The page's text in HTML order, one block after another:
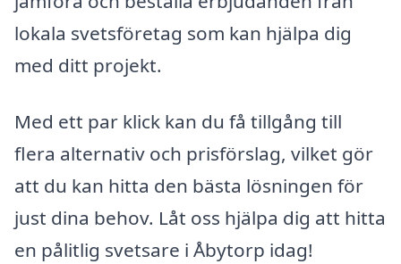
lokala svetsföretag som kan hjälpa dig
med ditt projekt.
Med ett par klick kan du få tillgång till
flera alternativ och prisförslag, vilket gör
att du kan hitta den bästa lösningen för
just dina behov. Låt oss hjälpa dig att hitta
en pålitlig svetsare i Åbytorp idag!